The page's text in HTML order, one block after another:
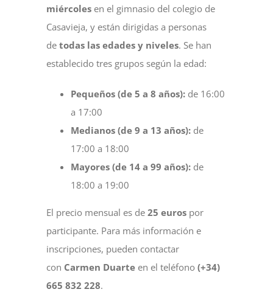
miércoles en el gimnasio del colegio de
Casavieja, y están dirigidas a personas
detodas las edades y niveles. Se han
establecido tres grupos según la edad:
Pequeños (de 5 a 8 años): de 16:00
a 17:00
Medianos (de 9 a 13 años): de
17:00 a 18:00
Mayores (de 14 a 99 años): de
18:00 a 19:00
El precio mensual es de25 euros por
participante. Para más información e
inscripciones, pueden contactar
con Carmen Duarte en el teléfono(+34)
665 832 228.